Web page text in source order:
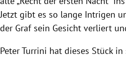
Jetzt gibt es so lange Intrigen
der Graf sein Gesicht verliert
Peter Turrini hat dieses Stück